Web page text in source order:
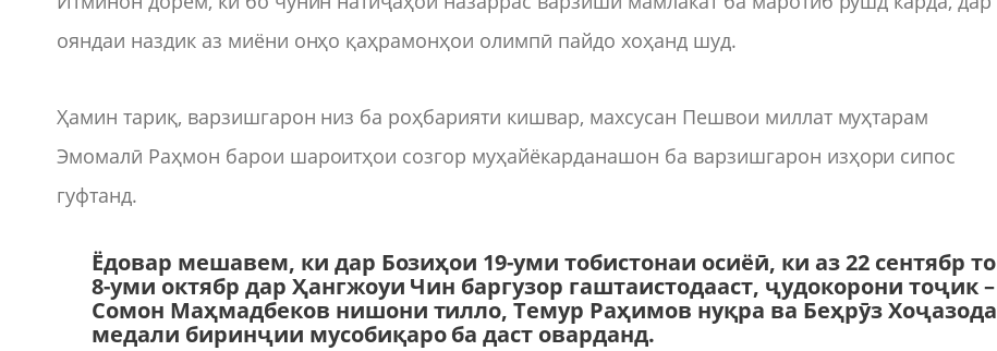
ояндаи наздик аз миёни онҳо қаҳрамонҳои олимпӣ пайдо хоҳанд шуд.
Ҳамин тариқ, варзишгарон низ ба роҳбарияти кишвар, махсусан Пешвои миллат муҳтарам
Эмомалӣ Раҳмон барои шароитҳои созгор муҳайёкарданашон ба варзишгарон изҳори сипос
гуфтанд.
Ёдовар мешавем, ки дар Бозиҳои 19-уми тобистонаи осиёӣ, ки аз 22 сентябр то
8-уми октябр дар Ҳангжоуи Чин баргузор гаштаистодааст, ҷудокорони тоҷик –
Сомон Маҳмадбеков нишони тилло, Темур Раҳимов нуқра ва Беҳрӯз Хоҷазода
медали биринҷии мусобиқаро ба даст оварданд.